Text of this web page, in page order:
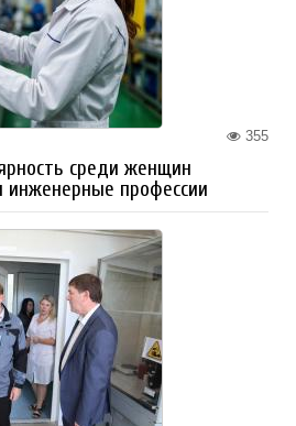
355
среди женщин
инженерные профессии